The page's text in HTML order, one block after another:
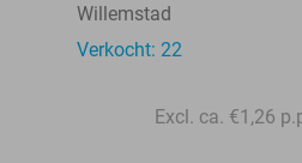
Willemstad
Verkocht: 22
Excl. ca. €1,26